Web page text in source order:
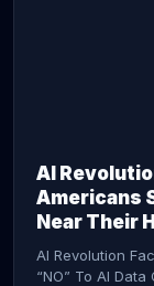
AI
Americans
Near Their
AI Revolution
“NO” To AI